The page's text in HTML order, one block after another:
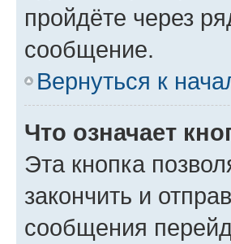
пройдёте через
сообщение.
Вернуться к
Что означает
Эта кнопка
закончить и
сообщения